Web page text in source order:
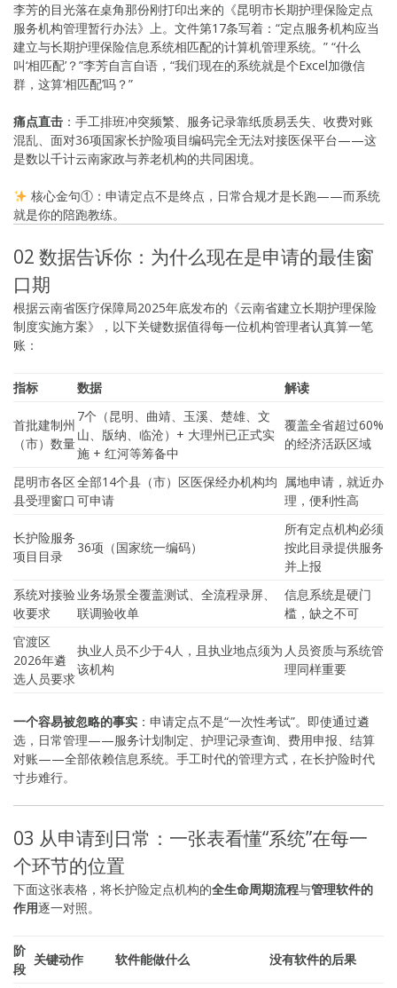
李芳的目光落在桌角那份刚打印出来的《昆明市长期护理保险定点
服务机构管理暂行办法》上。文件第17条写着：“定点服务机构应当
建立与长期护理保险信息系统相匹配的计算机管理系统。” “什么
叫‘相匹配’？”李芳自言自语，“我们现在的系统就是个Excel加微信
群，这算‘相匹配’吗？”
痛点直击 ：手工排班冲突频繁、服务记录靠纸质易丢失、收费对账
混乱、面对36项国家长护险项目编码完全无法对接医保平台——这
是数以千计云南家政与养老机构的共同困境。
核心金句①：申请定点不是终点，日常合规才是长跑——而系统
就是你的陪跑教练。
02 数据告诉你：为什么现在是申请的最佳窗
口期
根据云南省医疗保障局2025年底发布的《云南省建立长期护理保险
制度实施方案》，以下关键数据值得每一位机构管理者认真算一笔
账：
指标 数据 解读
首批建制州
（市）数量
7个（昆明、曲靖、玉溪、楚雄、文
山、版纳、临沧）+ 大理州已正式实
施 + 红河等筹备中
覆盖全省超过60%
的经济活跃区域
昆明市各区
县受理窗口
全部14个县（市）区医保经办机构均
可申请
属地申请，就近办
理，便利性高
长护险服务
项目目录
36项（国家统一编码）
所有定点机构必须
按此目录提供服务
并上报
系统对接验
收要求
业务场景全覆盖测试、全流程录屏、
联调验收单
信息系统是硬门
槛，缺之不可
官渡区
2026年遴
选人员要求
执业人员不少于4人，且执业地点须为
该机构
人员资质与系统管
理同样重要
一个容易被忽略的事实 ：申请定点不是“一次性考试”。即使通过遴
选，日常管理——服务计划制定、护理记录查询、费用申报、结算
对账——全部依赖信息系统。手工时代的管理方式，在长护险时代
寸步难行。
03 从申请到日常：一张表看懂“系统”在每一
个环节的位置
下面这张表格，将长护险定点机构的全生命周期流程与管理软件的
作用逐一对照。
阶
段
关键动作 软件能做什么 没有软件的后果